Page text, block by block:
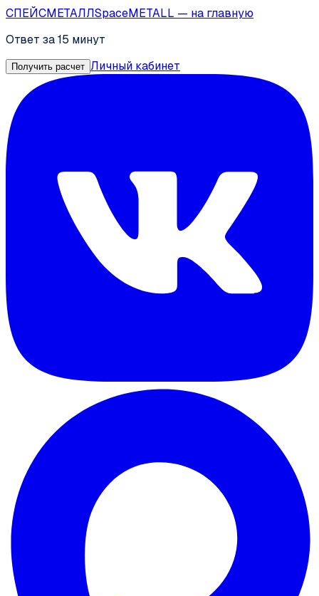
СПЕЙСМЕТАЛЛSpaceMETALL — на главную
Ответ за 15 минут
Получить расчет Личный кабинет